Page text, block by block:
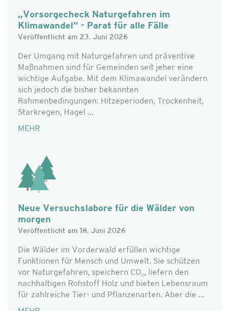
„Vorsorgecheck Naturgefahren im
Klimawandel“ - Parat für alle Fälle
Veröffentlicht am 23. Juni 2026
Der Umgang mit Naturgefahren und präventive
Maßnahmen sind für Gemeinden seit jeher eine
wichtige Aufgabe. Mit dem Klimawandel verändern
sich jedoch die bisher bekannten
Rahmenbedingungen: Hitzeperioden, Trockenheit,
Starkregen, Hagel ...
MEHR
Neue Versuchslabore für die Wälder von
morgen
Veröffentlicht am 18. Juni 2026
Die Wälder im Vorderwald erfüllen wichtige
Funktionen für Mensch und Umwelt. Sie schützen
vor Naturgefahren, speichern CO₂, liefern den
nachhaltigen Rohstoff Holz und bieten Lebensraum
für zahlreiche Tier- und Pflanzenarten. Aber die ...